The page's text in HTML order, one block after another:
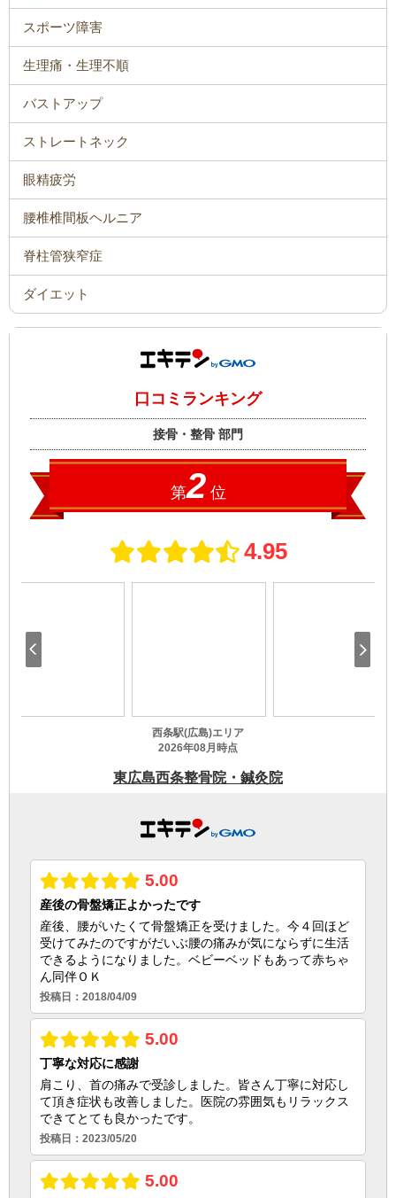
スポーツ障害
生理痛・生理不順
バストアップ
ストレートネック
眼精疲労
腰椎椎間板ヘルニア
脊柱管狭窄症
ダイエット